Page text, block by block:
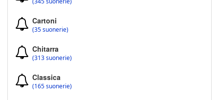
Cartoni
(35 suonerie)
Chitarra
(313 suonerie)
Classica
(165 suonerie)